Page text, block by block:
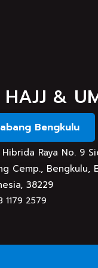
kekeluargaan.
lebih khusyuk.
&
Bengkulu
Hibrida Raya No. 9
Cemp., Bengkulu,
38229
1179 2579